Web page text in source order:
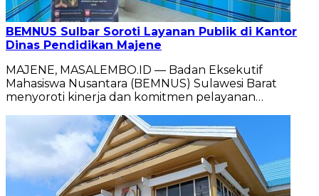
BEMNUS Sulbar Soroti Layanan Publik di Kantor
Dinas Pendidikan Majene
MAJENE, MASALEMBO.ID — Badan Eksekutif
Mahasiswa Nusantara (BEMNUS) Sulawesi Barat
menyoroti kinerja dan komitmen pelayanan…